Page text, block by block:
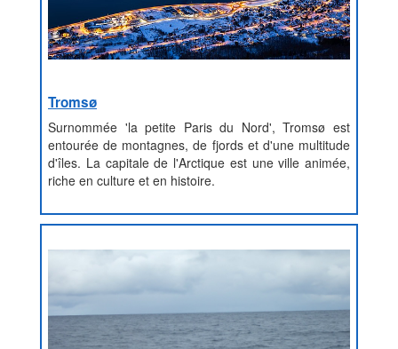
Tromsø
Surnommée 'la petite Paris du Nord', Tromsø est
entourée de montagnes, de fjords et d'une multitude
d'îles. La capitale de l'Arctique est une ville animée,
riche en culture et en histoire.